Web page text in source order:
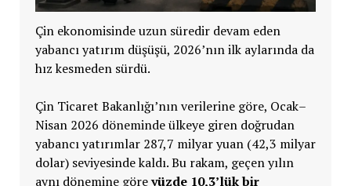
Çin ekonomisinde uzun süredir devam eden
yabancı yatırım düşüşü, 2026’nın ilk aylarında da
hız kesmeden sürdü.
Çin Ticaret Bakanlığı’nın verilerine göre, Ocak–
Nisan 2026 döneminde ülkeye giren doğrudan
yabancı yatırımlar 287,7 milyar yuan (42,3 milyar
dolar) seviyesinde kaldı. Bu rakam, geçen yılın
aynı dönemine göreyüzde 10,3’lük bir